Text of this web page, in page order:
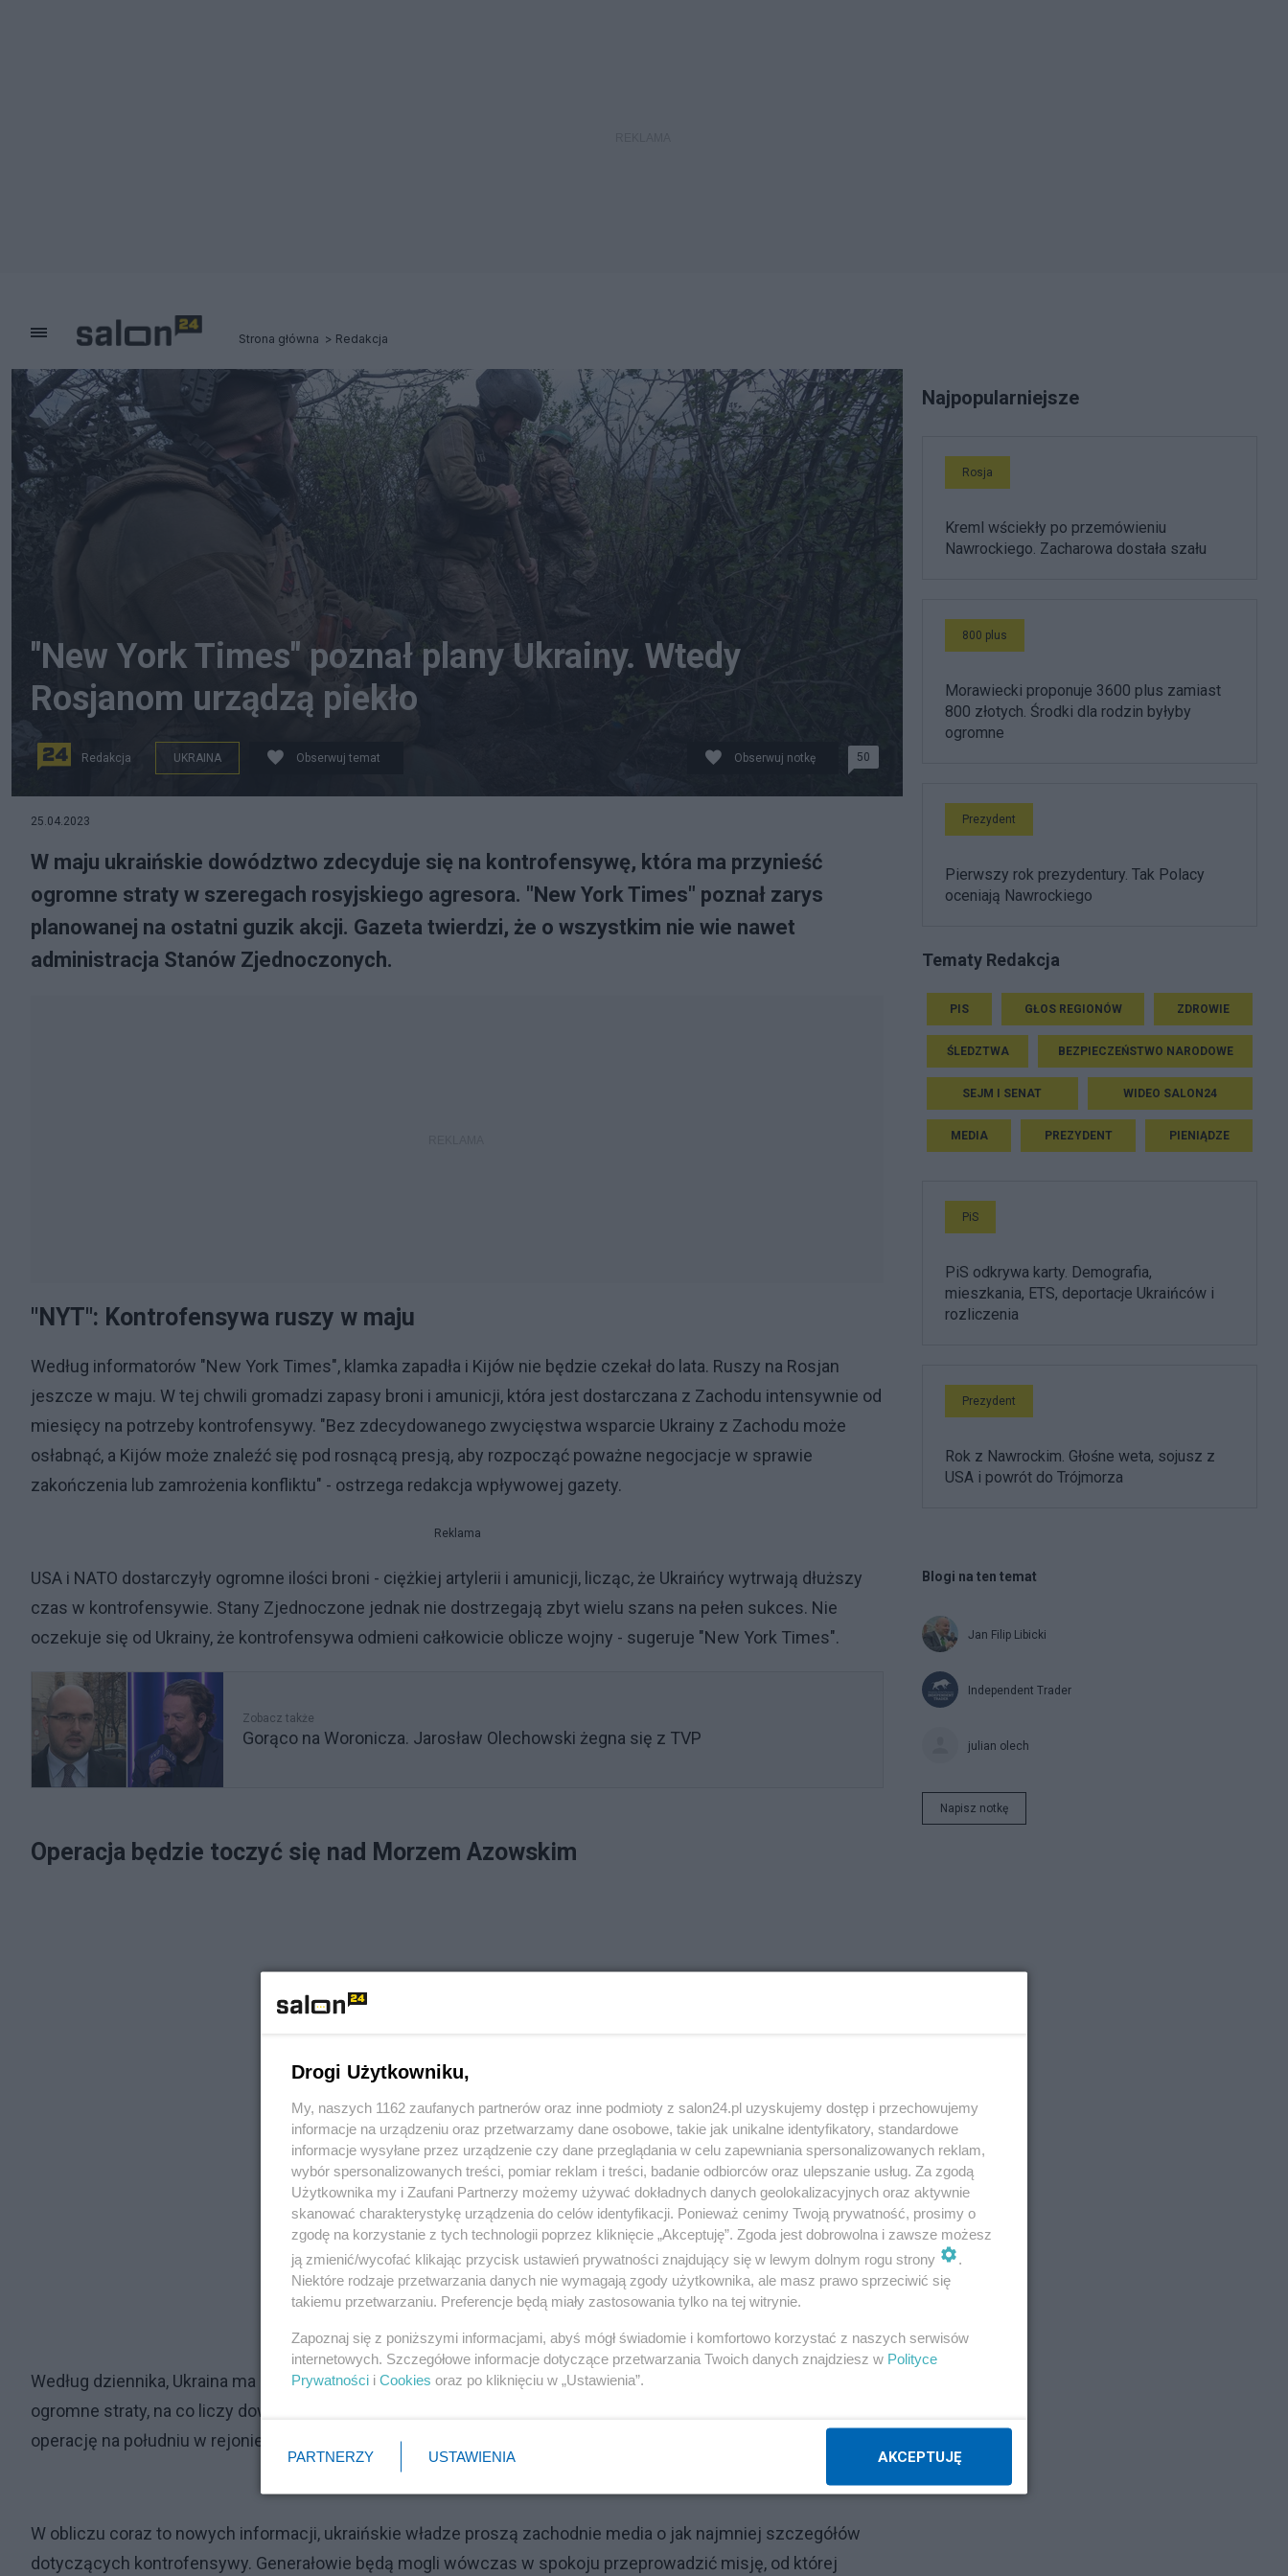
Strona główna Redakcja
"New York Times" poznał plany Ukrainy. Wtedy
Rosjanom urządzą piekło
Redakcja UKRAINA Obserwuj temat Obserwuj notkę 50
25.04.2023
W maju ukraińskie dowództwo zdecyduje się na kontrofensywę, która ma przynieść
ogromne straty w szeregach rosyjskiego agresora. "New York Times" poznał zarys
planowanej na ostatni guzik akcji. Gazeta twierdzi, że o wszystkim nie wie nawet
administracja Stanów Zjednoczonych.
"NYT": Kontrofensywa ruszy w maju
Według informatorów "New York Times", klamka zapadła i Kijów nie będzie czekał do lata. Ruszy na Rosjan
jeszcze w maju. W tej chwili gromadzi zapasy broni i amunicji, która jest dostarczana z Zachodu intensywnie od
miesięcy na potrzeby kontrofensywy. "Bez zdecydowanego zwycięstwa wsparcie Ukrainy z Zachodu może
osłabnąć, a Kijów może znaleźć się pod rosnącą presją, aby rozpocząć poważne negocjacje w sprawie
zakończenia lub zamrożenia konfliktu" - ostrzega redakcja wpływowej gazety.
Reklama
USA i NATO dostarczyły ogromne ilości broni - ciężkiej artylerii i amunicji, licząc, że Ukraińcy wytrwają dłuższy
czas w kontrofensywie. Stany Zjednoczone jednak nie dostrzegają zbyt wielu szans na pełen sukces. Nie
oczekuje się od Ukrainy, że kontrofensywa odmieni całkowicie oblicze wojny - sugeruje "New York Times".
Zobacz także
Gorąco na Woronicza. Jarosław Olechowski żegna się z TVP
Operacja będzie toczyć się nad Morzem Azowskim
Według dziennika, Ukraina ma plan przebić się przez głębokie okopy Rosjan i rozbić je w pył. Okupant poniesie
ogromne straty, na co liczy dowództwo broniącego się kraju. Wstępne plany zakładają szeroko zakrojoną
operację na południu w rejonie ukraińskiego wybrzeża Morza Azowskiego i nieopodal Krymu.
W obliczu coraz to nowych informacji, ukraińskie władze proszą zachodnie media o jak najmniej szczegółów
dotyczących kontrofensywy. Generałowie będą mogli wówczas w spokoju przeprowadzić misję, od której
Najpopularniejsze
Rosja
Kreml wściekły po przemówieniu
Nawrockiego. Zacharowa dostała szału
800 plus
Morawiecki proponuje 3600 plus zamiast
800 złotych. Środki dla rodzin byłyby
ogromne
Prezydent
Pierwszy rok prezydentury. Tak Polacy
oceniają Nawrockiego
Tematy Redakcja
PIS GŁOS REGIONÓW ZDROWIE
ŚLEDZTWA BEZPIECZEŃSTWO NARODOWE
SEJM I SENAT WIDEO SALON24
MEDIA PREZYDENT PIENIĄDZE
PiS
PiS odkrywa karty. Demografia,
mieszkania, ETS, deportacje Ukraińców i
rozliczenia
Prezydent
Rok z Nawrockim. Głośne weta, sojusz z
USA i powrót do Trójmorza
Blogi na ten temat
Jan Filip Libicki
Independent Trader
julian olech
Napisz notkę
Drogi Użytkowniku,
My, naszych 1162 zaufanych partnerów oraz inne podmioty z salon24.pl uzyskujemy dostęp i przechowujemy
informacje na urządzeniu oraz przetwarzamy dane osobowe, takie jak unikalne identyfikatory, standardowe
informacje wysyłane przez urządzenie czy dane przeglądania w celu zapewniania spersonalizowanych reklam,
wybór spersonalizowanych treści, pomiar reklam i treści, badanie odbiorców oraz ulepszanie usług. Za zgodą
Użytkownika my i Zaufani Partnerzy możemy używać dokładnych danych geolokalizacyjnych oraz aktywnie
skanować charakterystykę urządzenia do celów identyfikacji. Ponieważ cenimy Twoją prywatność, prosimy o
zgodę na korzystanie z tych technologii poprzez kliknięcie „Akceptuję”. Zgoda jest dobrowolna i zawsze możesz
ją zmienić/wycofać klikając przycisk ustawień prywatności znajdujący się w lewym dolnym rogu strony
.
Niektóre rodzaje przetwarzania danych nie wymagają zgody użytkownika, ale masz prawo sprzeciwić się
takiemu przetwarzaniu. Preferencje będą miały zastosowania tylko na tej witrynie.
Zapoznaj się z poniższymi informacjami, abyś mógł świadomie i komfortowo korzystać z naszych serwisów
internetowych. Szczegółowe informacje dotyczące przetwarzania Twoich danych znajdziesz w Polityce
Prywatności i Cookies oraz po kliknięciu w „Ustawienia”.
PARTNERZY USTAWIENIA AKCEPTUJĘ